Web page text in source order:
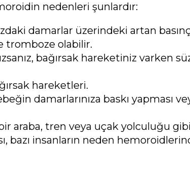
nedenleri şunlardır:
damarlar üzerindeki artan
tromboze olabilir.
bağırsak hareketiniz varken
hareketleri.
damarlarınıza baskı yapması
araba, tren veya uçak yolculuğu
bazı insanların neden